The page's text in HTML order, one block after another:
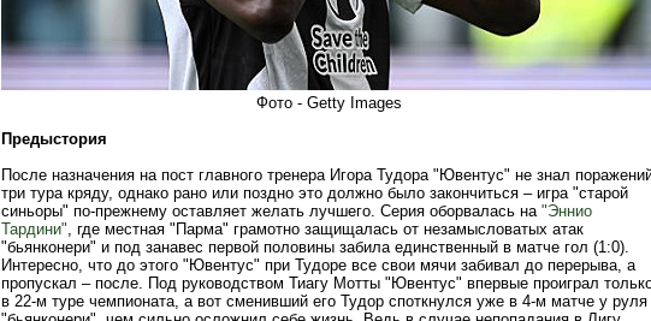
Фото - Getty Images
Предыстория
После назначения на пост главного тренера Игора Тудора "Ювентус" не знал
три тура кряду, однако рано или поздно это должно было закончиться – игра "старой
синьоры" по-прежнему оставляет желать лучшего. Серия оборвалась на "Эннио
Тардини", где местная "Парма" грамотно защищалась от незамысловатых атак
"бьянконери" и под занавес первой половины забила единственный в матче гол (1:0).
Интересно, что до этого "Ювентус" при Тудоре все свои мячи забивал до перерыва, а
пропускал – после. Под руководством Тиагу Мотты "Ювентус" впервые проиграл
в 22-м туре чемпионата, а вот сменивший его Тудор споткнулся уже в 4-м матче у руля